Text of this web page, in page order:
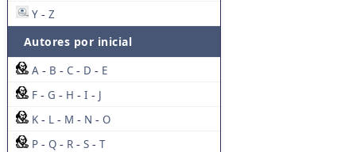
Y - Z
Autores por inicial
A - B - C - D - E
F - G - H - I - J
K - L - M - N - O
P - Q - R - S - T